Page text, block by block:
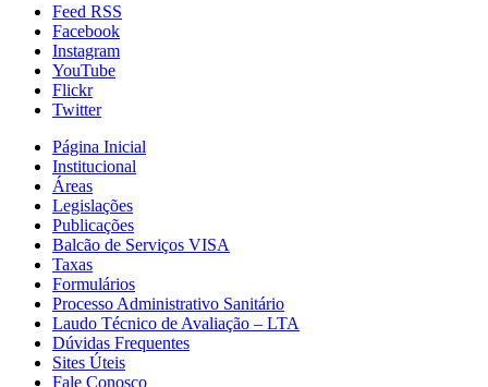
Feed RSS
Facebook
Instagram
YouTube
Flickr
Twitter
Página Inicial
Institucional
Áreas
Legislações
Publicações
Balcão de Serviços VISA
Taxas
Formulários
Processo Administrativo Sanitário
Laudo Técnico de Avaliação – LTA
Dúvidas Frequentes
Sites Úteis
Fale Conosco